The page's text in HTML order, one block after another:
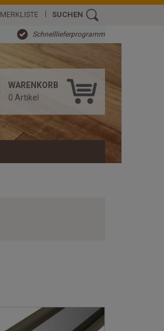
MERKLISTE SUCHEN
Schnelllieferprogramm
WARENKORB
0 Artikel